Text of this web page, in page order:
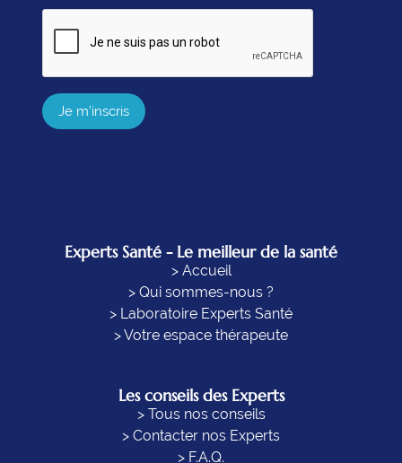
Je m'inscris
Experts Santé - Le meilleur de la santé
> Accueil
> Qui sommes-nous ?
> Laboratoire Experts Santé
> Votre espace thérapeute
Les conseils des Experts
> Tous nos conseils
> Contacter nos Experts
> F.A.Q.